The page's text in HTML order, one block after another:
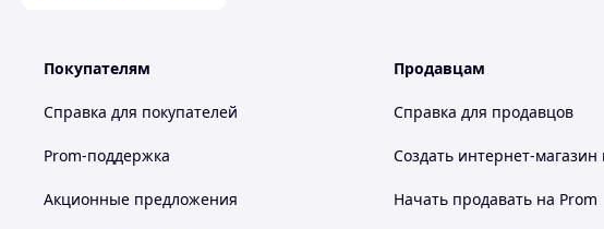
Покупателям
Справка для покупателей
Prom-поддержка
Акционные предложения
Продавцам
Справка для продавцов
Создать интернет-магазин
Начать продавать на Prom